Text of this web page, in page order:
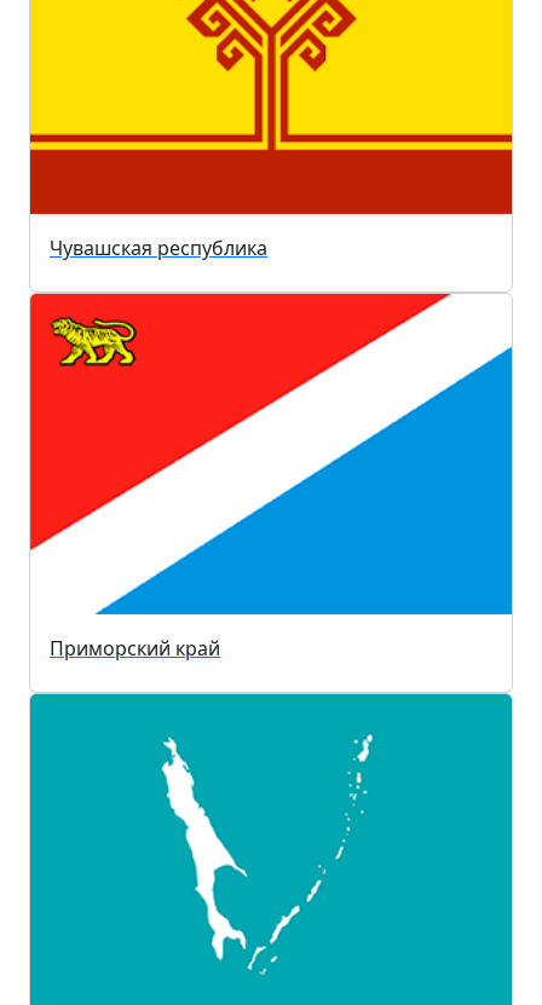
Чувашская республика
Приморский край